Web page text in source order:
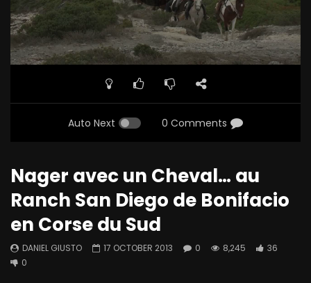
Auto Next 0 Comments
Nager avec un Cheval… au
Ranch San Diego de Bonifacio
en Corse du Sud
DANIEL GIUSTO 17 OCTOBER 2013 0 8,245
36
0